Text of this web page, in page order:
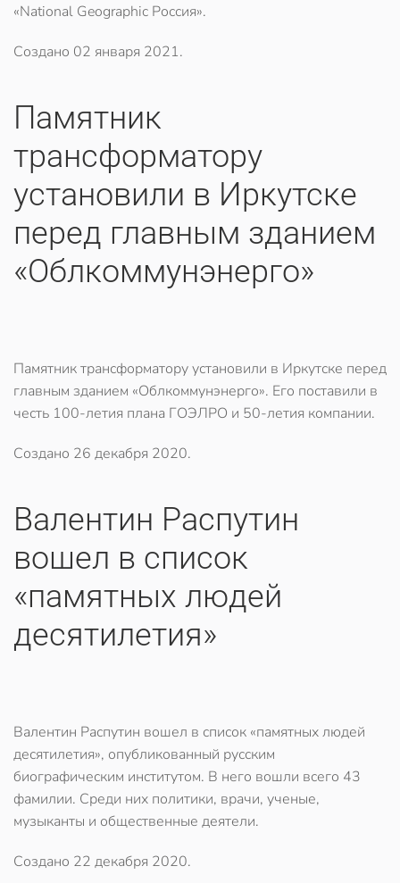
«National Geographic Россия».
Создано 02 января 2021.
​Памятник
трансформатору
установили в Иркутске
перед главным зданием
«Облкоммунэнерго»
Памятник трансформатору установили в Иркутске перед
главным зданием «Облкоммунэнерго». Его поставили в
честь 100-летия плана ГОЭЛРО и 50-летия компании.
Создано 26 декабря 2020.
Валентин Распутин
вошел в список
«памятных людей
десятилетия»
Валентин Распутин вошел в список «памятных людей
десятилетия», опубликованный русским
биографическим институтом. В него вошли всего 43
фамилии. Среди них политики, врачи, ученые,
музыканты и общественные деятели.
Создано 22 декабря 2020.